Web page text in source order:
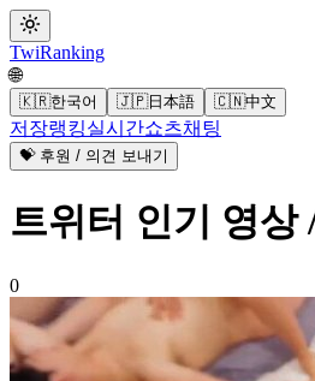
TwiRanking
🌐
🇰🇷한국어 🇯🇵日本語 🇨🇳中文
저장랭킹실시간쇼츠채팅
💝 후원 / 의견 보내기
트위터 인기 영상
0